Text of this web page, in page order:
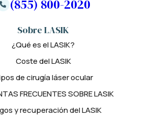
Sobre LASIK
¿Qué es el LASIK?
Coste del LASIK
de cirugía láser ocular
FRECUENTES SOBRE LASIK
y recuperación del LASIK
(855) 800-2020